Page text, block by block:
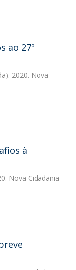
ao 27º
2020. Nova
à
Nova Cidadania